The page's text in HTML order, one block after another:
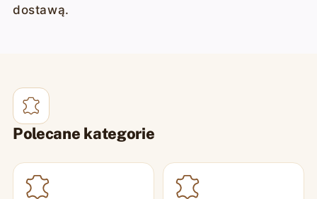
dostawą.
Polecane kategorie